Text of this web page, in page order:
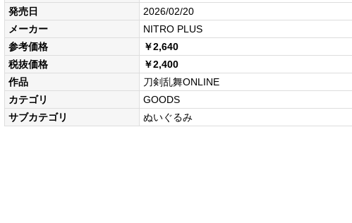
発売日
2026/02/20
メーカー
NITRO PLUS
参考価格
￥2,640
税抜価格
￥2,400
作品
刀剣乱舞ONLINE
カテゴリ
GOODS
サブカテゴリ
ぬいぐるみ